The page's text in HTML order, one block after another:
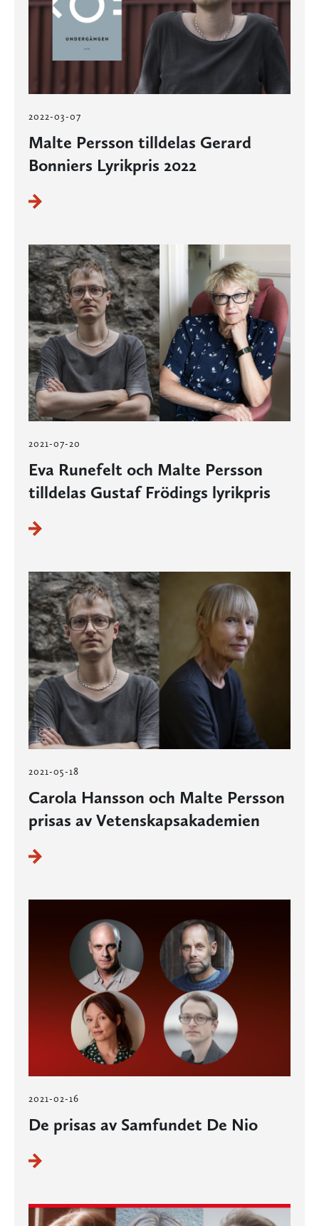
2022-03-07
Malte Persson tilldelas Gerard
Bonniers Lyrikpris 2022
2021-07-20
Eva Runefelt och Malte Persson
tilldelas Gustaf Frödings lyrikpris
2021-05-18
Carola Hansson och Malte Persson
prisas av Vetenskapsakademien
2021-02-16
De prisas av Samfundet De Nio